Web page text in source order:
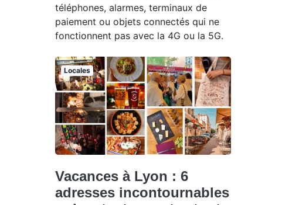
téléphones, alarmes, terminaux de
paiement ou objets connectés qui ne
fonctionnent pas avec la 4G ou la 5G.
Locales
Vacances à Lyon : 6
adresses incontournables